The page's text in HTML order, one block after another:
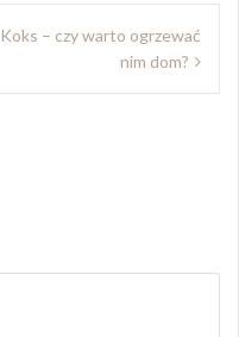
Koks – czy warto ogrzewać
nim dom?